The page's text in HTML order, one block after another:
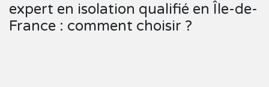
expert en isolation qualifié en Île-de-
France : comment choisir ?